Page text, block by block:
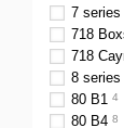
7 series
718
718
8 series
80 B1 4
80 B4 8